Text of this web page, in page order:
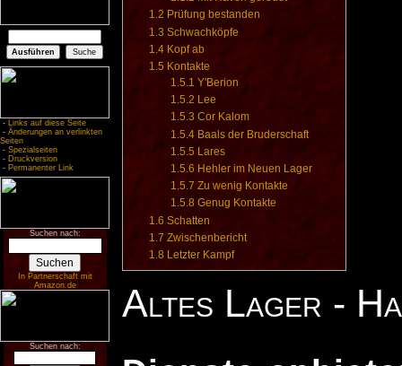
- Links auf diese Seite
- Änderungen an verlinkten
Seiten
- Spezialseiten
- Druckversion
- Permanenter Link
Suchen nach:
In Partnerschaft mit
Amazon.de
Suchen nach:
1.2 Prüfung bestanden
1.3 Schwachköpfe
1.4 Kopf ab
1.5 Kontakte
1.5.1 Y'Berion
1.5.2 Lee
1.5.3 Cor Kalom
1.5.4 Baals der Bruderschaft
1.5.5 Lares
1.5.6 Hehler im Neuen Lager
1.5.7 Zu wenig Kontakte
1.5.8 Genug Kontakte
1.6 Schatten
1.7 Zwischenbericht
1.8 Letzter Kampf
Altes Lager -